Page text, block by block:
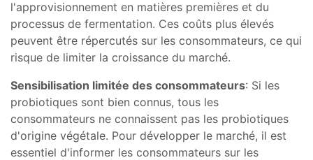
l'approvisionnement en matières premières et du
processus de fermentation. Ces coûts plus élevés
peuvent être répercutés sur les consommateurs, ce qui
risque de limiter la croissance du marché.
Sensibilisation limitée des consommateurs: Si les
probiotiques sont bien connus, tous les
consommateurs ne connaissent pas les probiotiques
d'origine végétale. Pour développer le marché, il est
essentiel d'informer les consommateurs sur les